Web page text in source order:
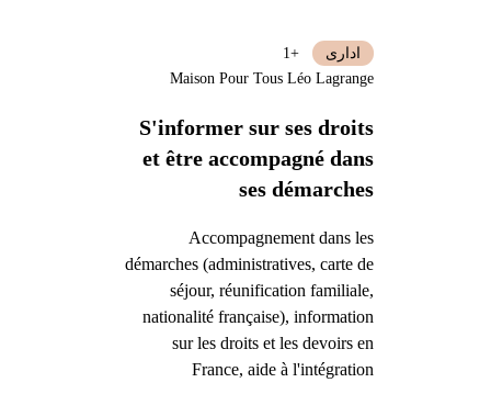
S'informer sur ses droits
et être accompagné dans
ses démarches
Accompagnement dans les
démarches (administratives, carte de
séjour, réunification familiale,
nationalité française), information
sur les droits et les devoirs en
France, aide à l'intégration
اداری
+1
Maison Pour Tous Léo Lagrange